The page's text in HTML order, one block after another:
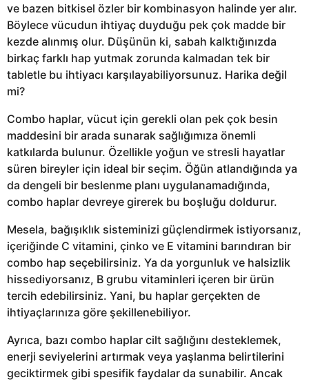
ve bazen bitkisel özler bir kombinasyon halinde yer alır.
Böylece vücudun ihtiyaç duyduğu pek çok madde bir
kezde alınmış olur. Düşünün ki, sabah kalktığınızda
birkaç farklı hap yutmak zorunda kalmadan tek bir
tabletle bu ihtiyacı karşılayabiliyorsunuz. Harika değil
mi?
Combo haplar, vücut için gerekli olan pek çok besin
maddesini bir arada sunarak sağlığımıza önemli
katkılarda bulunur. Özellikle yoğun ve stresli hayatlar
süren bireyler için ideal bir seçim. Öğün atlandığında ya
da dengeli bir beslenme planı uygulanamadığında,
combo haplar devreye girerek bu boşluğu doldurur.
Mesela, bağışıklık sisteminizi güçlendirmek istiyorsanız,
içeriğinde C vitamini, çinko ve E vitamini barındıran bir
combo hap seçebilirsiniz. Ya da yorgunluk ve halsizlik
hissediyorsanız, B grubu vitaminleri içeren bir ürün
tercih edebilirsiniz. Yani, bu haplar gerçekten de
ihtiyaçlarınıza göre şekillenebiliyor.
Ayrıca, bazı combo haplar cilt sağlığını desteklemek,
enerji seviyelerini artırmak veya yaşlanma belirtilerini
geciktirmek gibi spesifik faydalar da sunabilir. Ancak